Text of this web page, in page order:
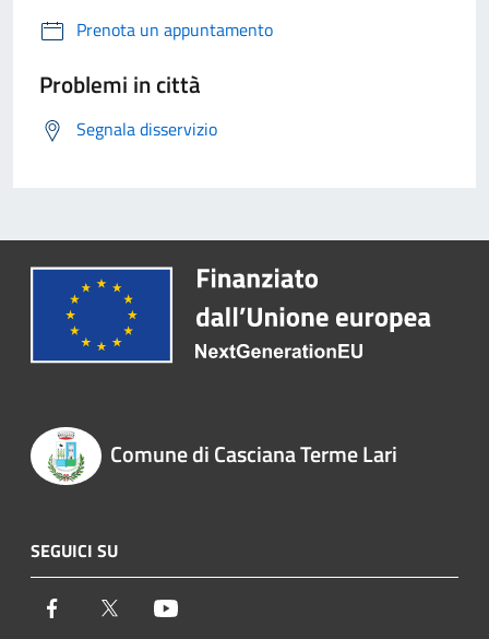
Prenota un appuntamento
Problemi in città
Segnala disservizio
Comune di Casciana Terme Lari
SEGUICI SU
Facebook Twitter